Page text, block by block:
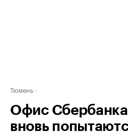
Тюмень
Офис
вновь